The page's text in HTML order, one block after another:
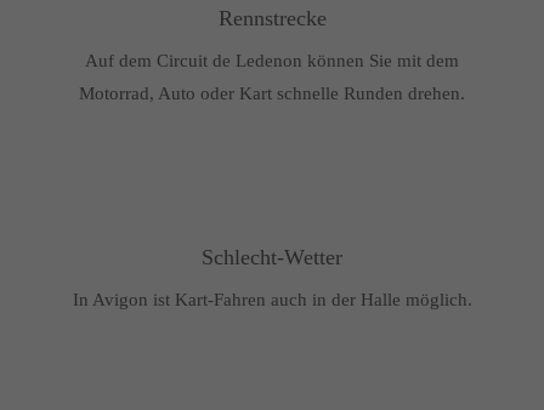
Rennstrecke
Auf dem Circuit de Ledenon können Sie mit dem
Motorrad, Auto oder Kart schnelle Runden drehen.
Schlecht-Wetter
In Avigon ist Kart-Fahren auch in der Halle möglich.